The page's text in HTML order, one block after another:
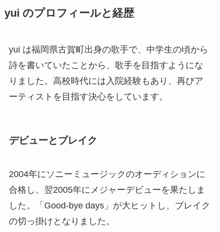
yui のプロフィールと経歴
yui は福岡県古賀町出身の歌手で、中学生の頃から
詩を書いていたことから、歌手を目指すようにな
りました。高校時代には入院経験もあり、再びア
ーティストを目指す決心をしています。
デビューとブレイク
2004年にソニーミュージックのオーディションに
合格し、翌2005年にメジャーデビューを果たしま
した。「Good-bye days」が大ヒットし、ブレイク
の切っ掛けとなりました。